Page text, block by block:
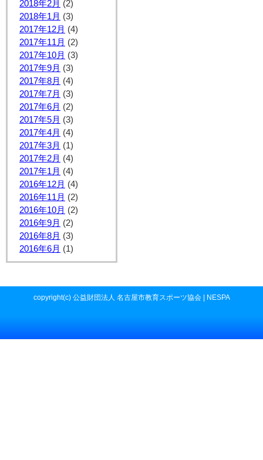
2018年2月 (2)
2018年1月 (3)
2017年12月 (4)
2017年11月 (2)
2017年10月 (3)
2017年9月 (3)
2017年8月 (4)
2017年7月 (3)
2017年6月 (2)
2017年5月 (3)
2017年4月 (4)
2017年3月 (1)
2017年2月 (4)
2017年1月 (4)
2016年12月 (4)
2016年11月 (2)
2016年10月 (2)
2016年9月 (2)
2016年8月 (3)
2016年6月 (1)
copyright(c) 公益財団法人 名古屋市教育スポーツ協会 | NESPA